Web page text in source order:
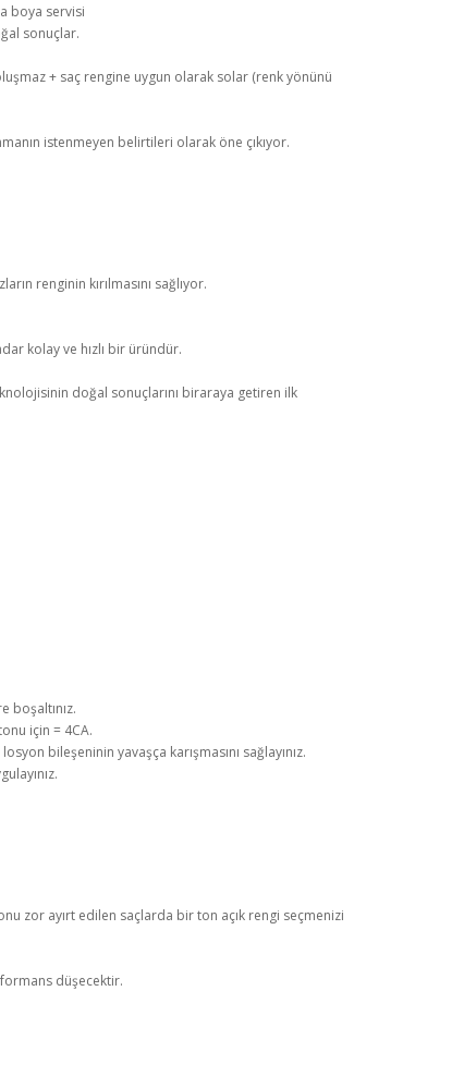
boya servisi
sonuçlar.
+ saç rengine uygun olarak solar (renk yönünü
istenmeyen belirtileri olarak öne çıkıyor.
renginin kırılmasını sağlıyor.
kolay ve hızlı bir üründür.
doğal sonuçlarını biraraya getiren ilk
boşaltınız.
için = 4CA.
bileşeninin yavaşça karışmasını sağlayınız.
zor ayırt edilen saçlarda bir ton açık rengi seçmenizi
düşecektir.